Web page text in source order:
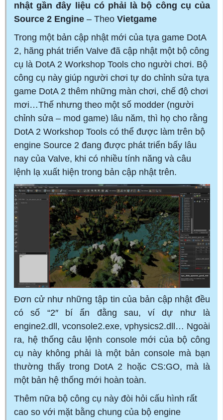
nhật gần đây liệu có phải là bộ công cụ của
Source 2 Engine – Theo Vietgame
Trong một bản cập nhật mới của tựa game DotA
2, hãng phát triển Valve đã cập nhật một bộ công
cụ là DotA 2 Workshop Tools cho người chơi. Bộ
công cụ này giúp người chơi tự do chỉnh sửa tựa
game DotA 2 thêm những màn chơi, chế độ chơi
mơi…Thế nhưng theo một số modder (người
chỉnh sửa – mod game) lâu năm, thì họ cho rằng
DotA 2 Workshop Tools có thể được làm trên bộ
engine Source 2 đang được phát triển bấy lâu
nay của Valve, khi có nhiều tính năng và câu
lệnh lạ xuất hiện trong bản cập nhật trên.
Đơn cử như những tập tin của bản cập nhật đều
có số “2″ bí ẩn đằng sau, ví dự như là
engine2.dll, vconsole2.exe, vphysics2.dll… Ngoài
ra, hệ thống câu lệnh console mới của bộ công
cụ này không phải là một bản console mà bạn
thường thấy trong DotA 2 hoặc CS:GO, mà là
một bản hệ thống mới hoàn toàn.
Thêm nữa bộ công cụ này đòi hỏi cấu hình rất
cao so với mặt bằng chung của bộ engine